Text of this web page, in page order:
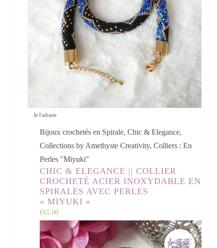
Je l'adopte
Bijoux crochetés en Spirale,Chic & Elegance,
Collections by Amethyste Creativity,Colliers : En
Perles "Miyuki"
CHIC & ELEGANCE || COLLIER
CROCHETÉ ACIER INOXYDABLE EN
SPIRALES AVEC PERLES
« MIYUKI »
€65,00